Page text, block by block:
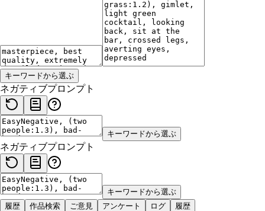
キーワードから選ぶ
ネガティブプロンプト
キーワードから選ぶ
ネガティブプロンプト
キーワードから選ぶ
履歴
作品検索 ご意見 アンケート ログ 履歴